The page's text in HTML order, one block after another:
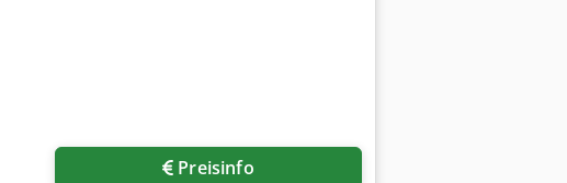
Preisinfo